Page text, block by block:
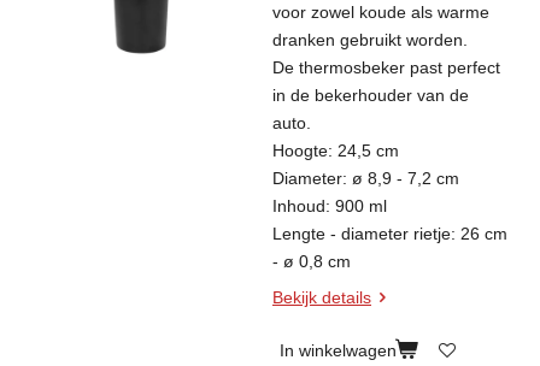
voor zowel koude als warme
dranken gebruikt worden.
De thermosbeker past perfect
in de bekerhouder van de
auto.
Hoogte: 24,5 cm
Diameter: ø 8,9 - 7,2 cm
Inhoud: 900 ml
Lengte - diameter rietje: 26 cm
- ø 0,8 cm
Bekijk details
In winkelwagen